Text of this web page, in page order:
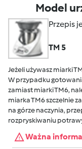
Model
Przepis
TM 5
Jeżeli używasz miarki
W przypadku
zamiast miarki TM6,
miarka TM6 szczelnie
na górze naczynia,
rozpryskiwaniu
Ważna